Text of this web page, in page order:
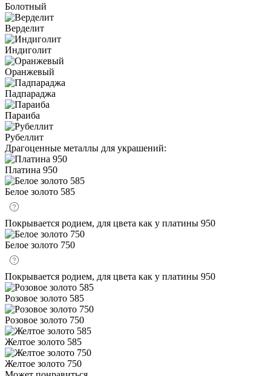
Болотный
Верделит
Индиголит
Оранжевый
Падпараджа
Параиба
Рубеллит
Драгоценные металлы для украшений:
Платина 950
Белое золото 585
Покрывается родием, для цвета как у платины 950
Белое золото 750
Покрывается родием, для цвета как у платины 950
Розовое золото 585
Розовое золото 750
Желтое золото 585
Желтое золото 750